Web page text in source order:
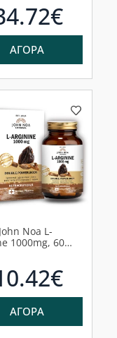
ΑΓΟΡΑ
Noa L-
1000mg, 60
ΑΓΟΡΑ